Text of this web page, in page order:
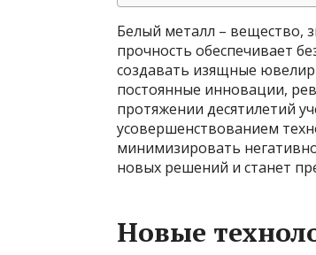
Белый металл – вещество,
прочность обеспечивает
создавать изящные
постоянные инновации,
протяжении десятилетий
усовершенствованием
минимизировать
новых решений и станет
Новые